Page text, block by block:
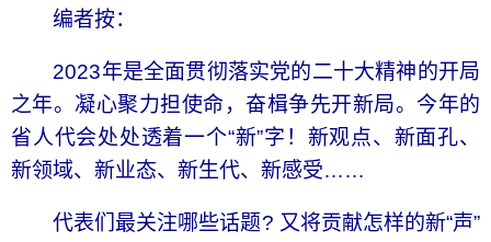
编者按：
2023年是全面贯彻落实党的二十大精神的开局
之年。凝心聚力担使命，奋楫争先开新局。今年的
省人代会处处透着一个“新”字！新观点、新面孔、
新领域、新业态、新生代、新感受……
代表们最关注哪些话题? 又将贡献怎样的新“声”